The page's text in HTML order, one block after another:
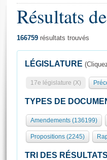
Présidence
577 députés
Groupes politiques
Séance publique
Commissions et
Europe et
Général
Rôle et pouvoirs de
Organisation de
Présidence Conférence
Visiter l'Assemblée
Visite virtuelle du
Assister à une séance
Résultats
166759 résultats trouvés
LÉGISLATURE
17e législature (X)
TYPES DE
Amendements (136199)
Propositions (2245)
TRI DES RÉSULTATS